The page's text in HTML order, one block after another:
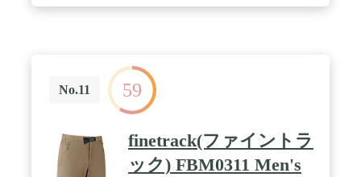
No.11 59
finetrack(ファイントラ
ック) FBM0311 Men's